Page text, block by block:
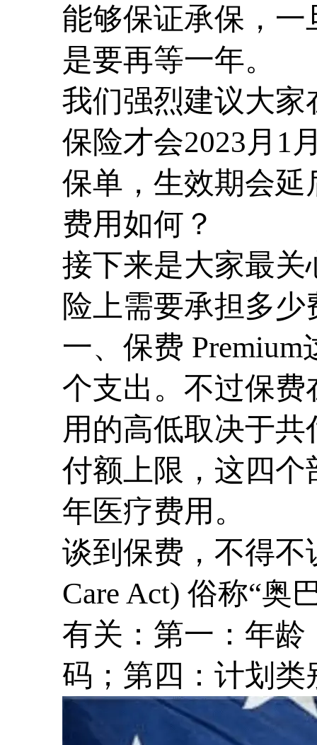
能够保证承保，
是要再等一年。
我们强烈建议大家
保险才会2023月1
保单，生效期会延
费用如何？
接下来是大家最
险上需要承担多少
一、保费
个支出。不过保
用的高低取决于
付额上限，这四
年医疗费用。
谈到保费，不得不
Care Act) 俗称“奥
有关：第一：年
码；第四：计划